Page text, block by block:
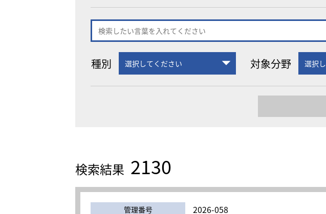
種別 対象分野
検索結果 2130
管理番号 2026-058